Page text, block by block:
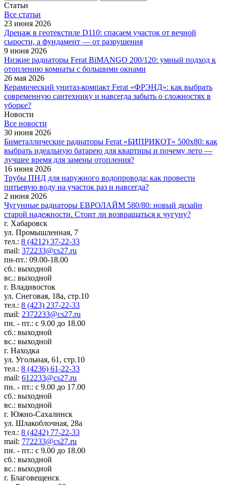
Статьи
Все cтатьи
23 июня 2026
Дренаж в геотекстиле D110: спасаем участок от вечной
сырости, а фундамент — от разрушения
9 июня 2026
Низкие радиаторы Ferat BiMANGO 200/120: умный подход к
отоплению комнаты с большими окнами
26 мая 2026
Керамический унитаз-компакт Ferat «ФРЭНД»: как выбрать
современную сантехнику и навсегда забыть о сложностях в
уборке?
Новости
Все новости
30 июня 2026
Биметаллические радиаторы Ferat «БИПРИКОТ» 500x80: как
выбрать идеальную батарею для квартиры и почему лето —
лучшее время для замены отопления?
16 июня 2026
Трубы ПНД для наружного водопровода: как провести
питьевую воду на участок раз и навсегда?
2 июня 2026
Чугунные радиаторы ЕВРОЛАЙМ 580/80: новый дизайн
старой надежности. Стоит ли возвращаться к чугуну?
г. Хабаровск
ул. Промышленная, 7
тел.: 8 (4212) 37-22-33
mail: 372233@cs27.ru
пн-пт.: 09.00-18.00
сб.: выходной
вс.: выходной
г. Владивосток
ул. Снеговая, 18а, стр.10
тел.: 8 (423) 237-22-33
mail: 2372233@cs27.ru
пн. - пт.: с 9.00 до 18.00
сб.: выходной
вс.: выходной
г. Находка
ул. Угольная, 61, стр.10
тел.: 8 (4236) 61-22-33
mail: 612233@cs27.ru
пн. - пт.: с 9.00 до 17.00
сб.: выходной
вс.: выходной
г. Южно-Сахалинск
ул. Шлакоблочная, 28а
тел.: 8 (4242) 77-22-33
mail: 772233@cs27.ru
пн. - пт.: с 9.00 до 18.00
сб.: выходной
вс.: выходной
г. Благовещенск